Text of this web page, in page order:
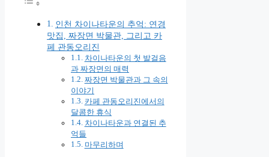
인천 차이나타운의 추억: 연경
맛집, 짜장면 박물관, 그리고 카
페 관동오리진
차이나타운의 첫 발걸음
과 짜장면의 매력
짜장면 박물관과 그 속의
이야기
카페 관동오리진에서의
달콤한 휴식
차이나타운과 연결된 추
억들
마무리하며